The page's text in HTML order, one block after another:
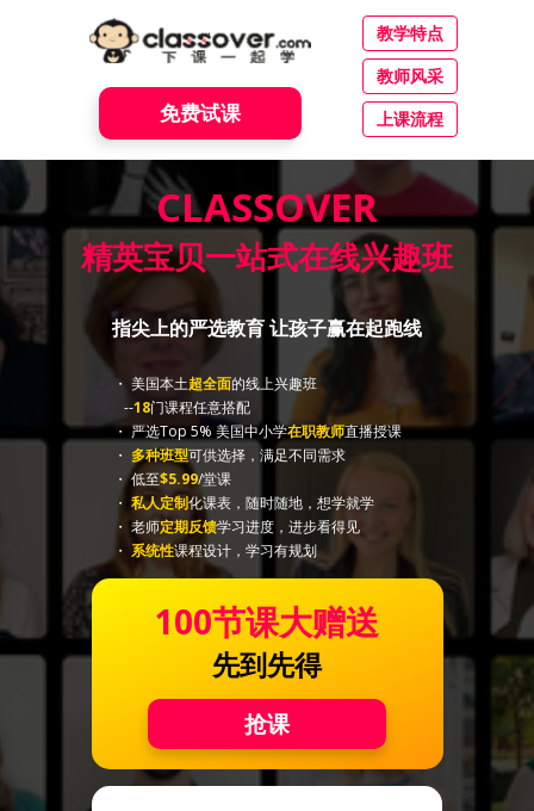
教学特点
教师风采
上课流程
免费试课
指尖上的严选教育 让孩子赢在起跑线
・ 美国本土超全面的线上兴趣班
--18门课程任意搭配
・ 严选Top 5% 美国中小学在职教师直播授课
・ 多种班型可供选择，满足不同需求
・ 低至$5.99/堂课
・ 私人定制化课表，随时随地，想学就学
・ 老师定期反馈学习进度，进步看得见
・ 系统性课程设计，学习有规划
CLASSOVER
精英宝贝一站式在线兴趣班
100节课大赠送
抢课
先到先得